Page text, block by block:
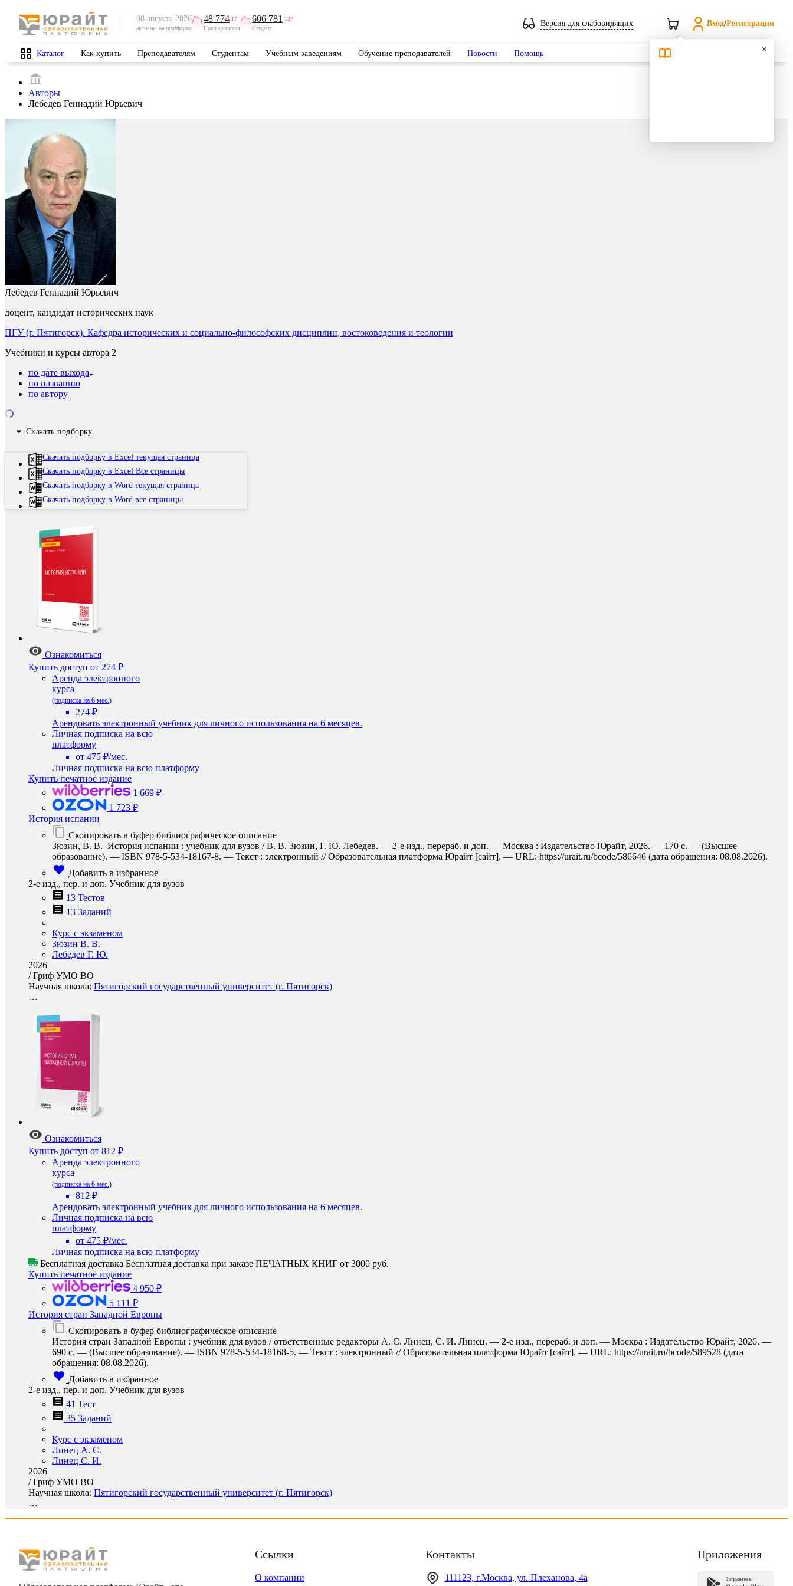
08 августа 2026
активны на платформе
48 774-17
Преподавателя
606 781 -127
Студент
Версия для слабовидящих Вход/Регистрация
Каталог Как купить Преподавателям Студентам Учебным заведениям Обучение преподавателей Новости Помощь Поиск
Авторы
Лебедев Геннадий Юрьевич
Лебедев Геннадий Юрьевич
доцент, кандидат исторических наук
ПГУ (г. Пятигорск). Кафедра исторических и социально-философских дисциплин, востоковедения и теологии
Учебники и курсы автора 2
по дате выхода
по названию
по автору
Скачать подборку
Скачать подборку в Excel текущая страница
Скачать подборку в Excel Все страницы
Скачать подборку в Word текущая страница
Скачать подборку в Word все страницы
Ознакомиться
Купить доступ от 274 ₽
Аренда электронного
курса
(подписка на 6 мес.)
274 ₽
Арендовать электронный учебник для личного использования на 6 месяцев.
Личная подписка на всю
платформу
от 475 ₽/мес.
Личная подписка на всю платформу
Купить печатное издание
1 669 ₽
1 723 ₽
История испании
Скопировать в буфер библиографическое описание
Зюзин, В. В. История испании : учебник для вузов / В. В. Зюзин, Г. Ю. Лебедев. — 2-е изд., перераб. и доп. — Москва : Издательство Юрайт, 2026. — 170 с. — (Высшее
образование). — ISBN 978-5-534-18167-8. — Текст : электронный // Образовательная платформа Юрайт [сайт]. — URL: https://urait.ru/bcode/586646 (дата обращения: 08.08.2026).
Добавить в избранное
2-е изд., пер. и доп. Учебник для вузов
13 Тестов
13 Заданий
Курс с экзаменом
Зюзин В. В.
Лебедев Г. Ю.
2026
/Гриф УМО ВО
Научная школа: Пятигорский государственный университет (г. Пятигорск)
…
Ознакомиться
Купить доступ от 812 ₽
Аренда электронного
курса
(подписка на 6 мес.)
812 ₽
Арендовать электронный учебник для личного использования на 6 месяцев.
Личная подписка на всю
платформу
от 475 ₽/мес.
Личная подписка на всю платформу
Бесплатная доставка Бесплатная доставка при заказе ПЕЧАТНЫХ КНИГ от 3000 руб.
Купить печатное издание
4 950 ₽
5 111 ₽
История стран Западной Европы
Скопировать в буфер библиографическое описание
История стран Западной Европы : учебник для вузов / ответственные редакторы А. С. Линец, С. И. Линец. — 2-е изд., перераб. и доп. — Москва : Издательство Юрайт, 2026. —
690 с. — (Высшее образование). — ISBN 978-5-534-18168-5. — Текст : электронный // Образовательная платформа Юрайт [сайт]. — URL: https://urait.ru/bcode/589528 (дата
обращения: 08.08.2026).
Добавить в избранное
2-е изд., пер. и доп. Учебник для вузов
41 Тест
35 Заданий
Курс с экзаменом
Линец А. С.
Линец С. И.
2026
/Гриф УМО ВО
Научная школа: Пятигорский государственный университет (г. Пятигорск)
…
Ссылки
О компании
Контакты
111123, г.Москва, ул. Плеханова, 4а
Приложения